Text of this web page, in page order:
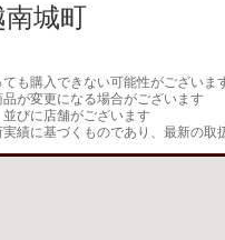
城町
も購入できない可能性がございま
が変更になる場合がございます
びに店舗がございます
績に基づくものであり、最新の取